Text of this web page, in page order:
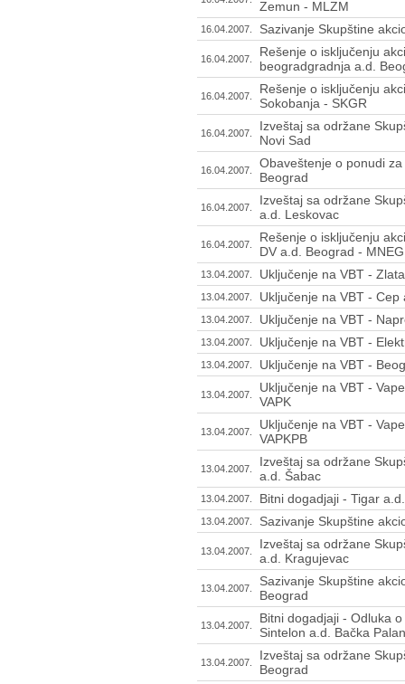
Zemun - MLZM
16.04.2007. Sazivanje Skupštine
16.04.2007.
Rešenje o isključenju
beogradgradnja a.d.
16.04.2007.
Rešenje o isključenju
Sokobanja - SKGR
16.04.2007.
Izveštaj sa održane
Novi Sad
16.04.2007.
Obaveštenje o ponudi
Beograd
16.04.2007.
Izveštaj sa održane
a.d. Leskovac
16.04.2007.
Rešenje o isključenju
DV a.d. Beograd - MNEG
13.04.2007. Uključenje na VBT -
13.04.2007. Uključenje na VBT - Cep
13.04.2007. Uključenje na VBT -
13.04.2007. Uključenje na VBT -
13.04.2007. Uključenje na VBT -
13.04.2007.
Uključenje na VBT -
VAPK
13.04.2007.
Uključenje na VBT -
VAPKPB
13.04.2007.
Izveštaj sa održane
a.d. Šabac
13.04.2007. Bitni dogadjaji - Tigar
13.04.2007. Sazivanje Skupštine
13.04.2007.
Izveštaj sa održane
a.d. Kragujevac
13.04.2007.
Sazivanje Skupštine
Beograd
13.04.2007.
Bitni dogadjaji - Odluka
Sintelon a.d. Bačka
13.04.2007.
Izveštaj sa održane
Beograd